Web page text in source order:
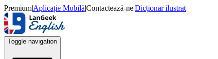
Premium|Aplicație Mobilă|Contactează-ne|Dicționar ilustrat
Toggle navigation